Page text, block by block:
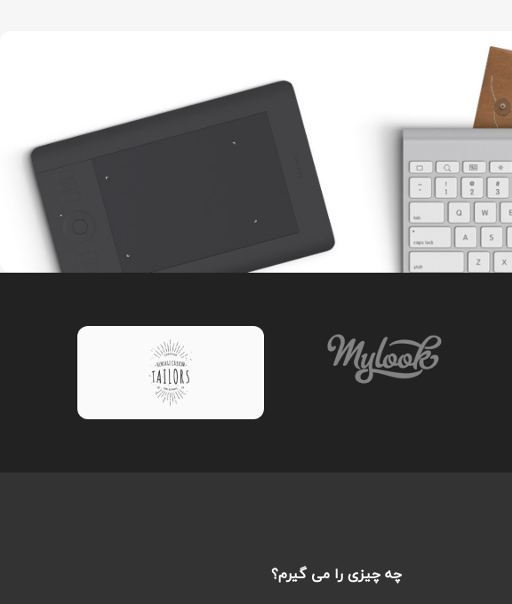
چه چیزی را می گیرم؟